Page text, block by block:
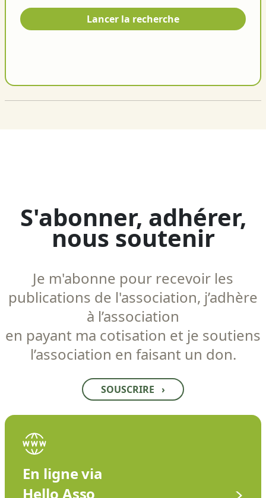
Lancer la recherche
S'abonner, adhérer,
nous soutenir
Je m'abonne pour recevoir les
publications de l'association, j’adhère
à l’association
en payant ma cotisation et je soutiens
l’association en faisant un don.
SOUSCRIRE ›
En ligne via
Hello Asso